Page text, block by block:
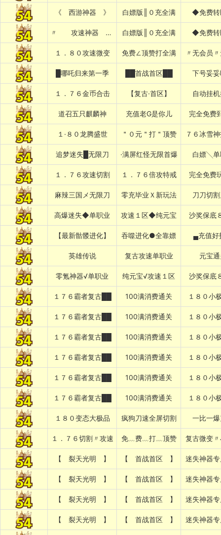
《 西游神器 》 白嫖版║０充全满 ◆免费
〃 攻速神器 〃 白嫖版║０充全满 ◆免费
１．８０攻速微变 免费∠顶赞打全满 〃无会员
█哪吒归来第一季 ██首战首区██ 下号妥
１．７６金币合击 【复古·首区】 自动挂
道召五只麒麟神 充值老G是你儿 完全免费
１·８０龙腾盛世 ＂０元＂打＂顶赞 ７６冰雪
追梦迷失█无限刀 ·满屏红怪无限首爆 白嫖╲单
１．７６攻速切割 １．７６倍攻特戒 完全免费
麻辣三国メ无限刀 零充毕业Ｘ新玩法 刀刀切
高爆迷失◆单职业 攻速１区◆纯元宝 沙奖保底
【最新骷髅进化】 吞噬进化●全靠嫖 ▄充值好
英雄传说 复古攻速单职业 元宝
零氪神器√单职业 纯元宝√攻速１区 沙奖保底
１７６霸者复古██ 100满消费通关 １８０小
１７６霸者复古██ 100满消费通关 １８０小
１７６霸者复古██ 100满消费通关 １８０小
１７６霸者复古██ 100满消费通关 １８０小
１７６霸者复古██ 100满消费通关 １８０小
１７６霸者复古██ 100满消费通关 １８０小
１８０变态大极品 疯狗刀速全屏切割 一比一
１．７６切割〃攻速 免﹏费﹏打﹏顶赞 复古微变
【 裂天光明 】 【 首战首区 】 迷失神器
【 裂天光明 】 【 首战首区 】 迷失神器
【 裂天光明 】 【 首战首区 】 迷失神器
【 裂天光明 】 【 首战首区 】 迷失神器